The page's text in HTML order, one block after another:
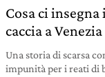
Cosa ci
caccia a Venezia
Una storia di scarsa
impunità per i reati di